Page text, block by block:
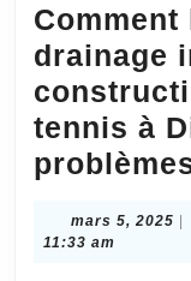
drainage
tennis à
mars 5, 2025
11:33 am